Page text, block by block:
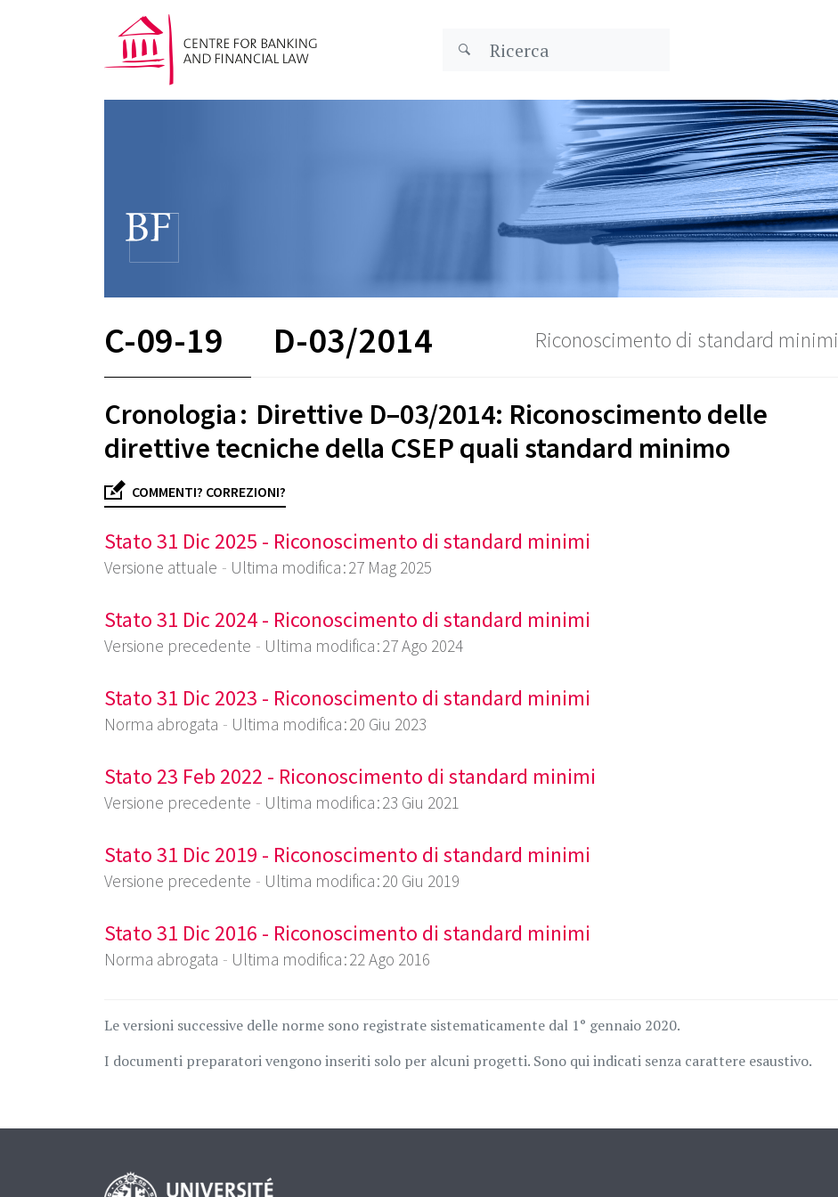
C-09-19 D-03/2014 Riconoscimento di standard minimi
Cronologia : Direttive D–03/2014: Riconoscimento delle
direttive tecniche della CSEP quali standard minimo
COMMENTI? CORREZIONI?
Stato 31 Dic 2025 - Riconoscimento di standard minimi
Versione attuale Ultima modifica : 27 Mag 2025
Stato 31 Dic 2024 - Riconoscimento di standard minimi
Versione precedente Ultima modifica : 27 Ago 2024
Stato 31 Dic 2023 - Riconoscimento di standard minimi
Norma abrogata Ultima modifica : 20 Giu 2023
Stato 23 Feb 2022 - Riconoscimento di standard minimi
Versione precedente Ultima modifica : 23 Giu 2021
Stato 31 Dic 2019 - Riconoscimento di standard minimi
Versione precedente Ultima modifica : 20 Giu 2019
Stato 31 Dic 2016 - Riconoscimento di standard minimi
Norma abrogata Ultima modifica : 22 Ago 2016
Le versioni successive delle norme sono registrate sistematicamente dal 1° gennaio 2020.
I documenti preparatori vengono inseriti solo per alcuni progetti. Sono qui indicati senza carattere esaustivo.